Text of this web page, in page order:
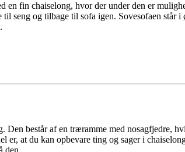
en fin chaiselong, hvor der under den er
seng og tilbage til sofa igen. Sovesofaen står
består af en træramme med nosagfjedre,
er, at du kan opbevare ting og sager i